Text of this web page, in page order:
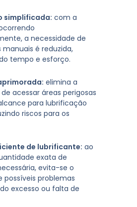
simplificada: com a
a necessidade de
é reduzida,
tempo e esforço.
elimina a
acessar áreas perigosas
para lubrificação
riscos para os
de lubrificante: ao
exata de
evita-se o
possíveis problemas
excesso ou falta de